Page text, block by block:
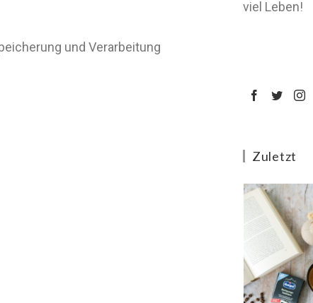
und Verarbeitung
viel Leben!
Zuletzt